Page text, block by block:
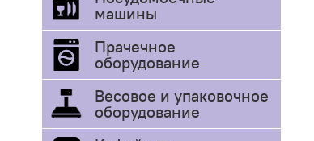
машины
Прачечное
оборудование
Весовое и упаковочное
оборудование